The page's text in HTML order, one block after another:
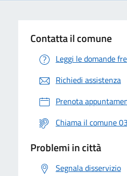
Contatta il comune
Leggi le domande
Richiedi assistenza
Prenota
Chiama il comune
Problemi in città
Segnala disservizio